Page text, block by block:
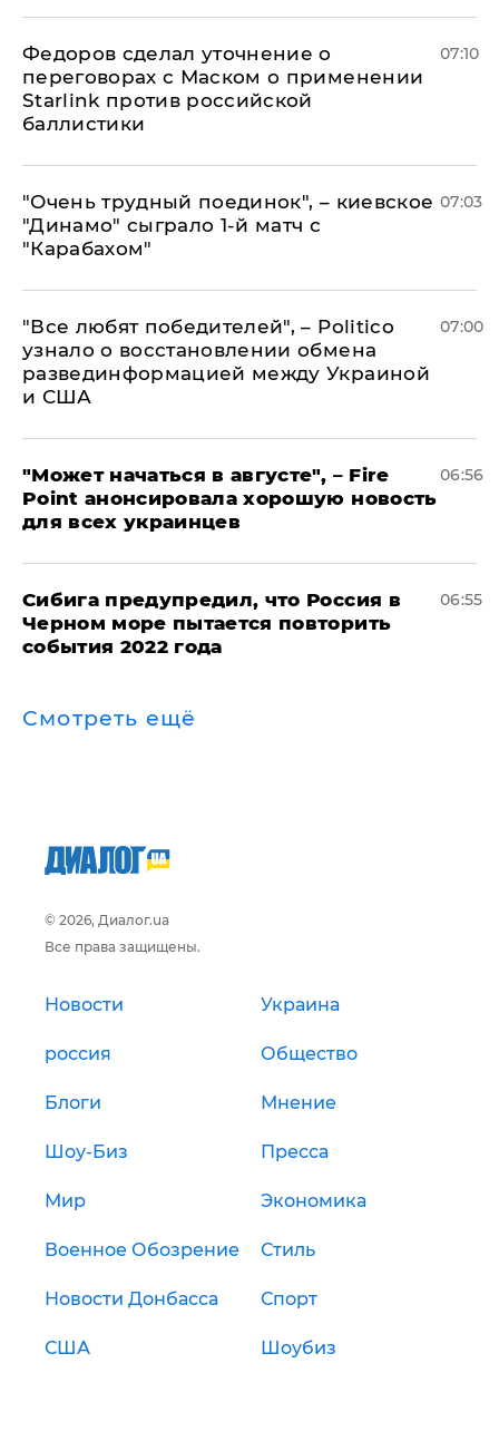
Федоров сделал уточнение о
переговорах с Маском о применении
Starlink против российской
баллистики
07:10
"Очень трудный поединок", – киевское
"Динамо" сыграло 1-й матч с
"Карабахом"
07:03
​"Все любят победителей", – Politico
узнало о восстановлении обмена
развединформацией между Украиной
и США
07:00
"Может начаться в августе", – Fire
Point анонсировала хорошую новость
для всех украинцев
06:56
Сибига предупредил, что Россия в
Черном море пытается повторить
события 2022 года
06:55
Смотреть ещё
© 2026, Диалог.ua
Все права защищены.
Новости Украина
россия Общество
Блоги Мнение
Шоу-Биз Пресса
Мир Экономика
Военное Обозрение Стиль
Новости Донбасса Спорт
США Шоубиз